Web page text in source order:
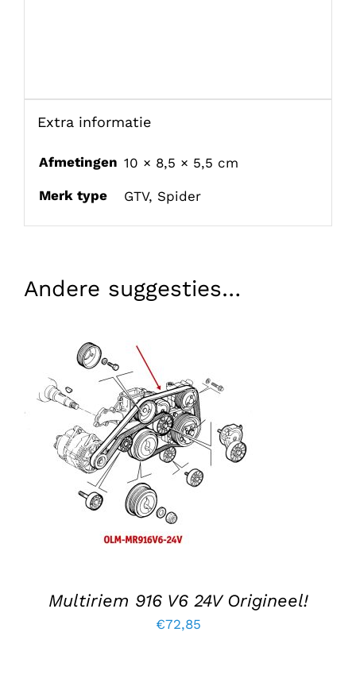
Extra informatie
Afmetingen 10 × 8,5 × 5,5 cm
Merk type GTV, Spider
Andere suggesties…
TOEVOEGEN AAN WINKELWAGEN
/
DETAILS
Multiriem 916 V6 24V Origineel!
€72,85